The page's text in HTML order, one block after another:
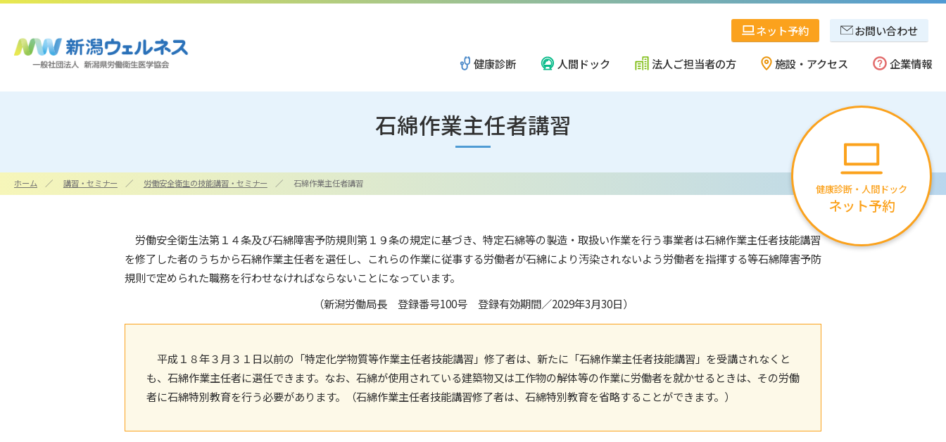
健康診断・人間ドック
ネット予約
お問い合わせ
ネット予約
健康診断 人間ドック 法人ご担当者の方 施設・アクセス
施設・アクセス 柏崎・上越地区 佐渡地区
岩室医療福祉ゾーン
企業情報
企業情報
一覧へ
地域と社会のために 確かな安心のために
広報誌
従業員の健康増進 人材育成方針
石綿作業主任者講習
ホーム 講習・セミナー 労働安全衛生の技能講習・セミナー 石綿作業主任者講習
労働安全衛生法第１４条及び石綿障害予防規則第１９条の規定に基づき、特定石綿等の製造・取扱い作業を行う事業者は石綿作業主任者技能講習
を修了した者のうちから石綿作業主任者を選任し、これらの作業に従事する労働者が石綿により汚染されないよう労働者を指揮する等石綿障害予防
規則で定められた職務を行わせなければならないことになっています。
（新潟労働局長 登録番号100号 登録有効期間／2029年3月30日）
平成１８年３月３１日以前の「特定化学物質等作業主任者技能講習」修了者は、新たに「石綿作業主任者技能講習」を受講されなくと
も、石綿作業主任者に選任できます。なお、石綿が使用されている建築物又は工作物の解体等の作業に労働者を就かせるときは、その労働
者に石綿特別教育を行う必要があります。（石綿作業主任者技能講習修了者は、石綿特別教育を省略することができます。）